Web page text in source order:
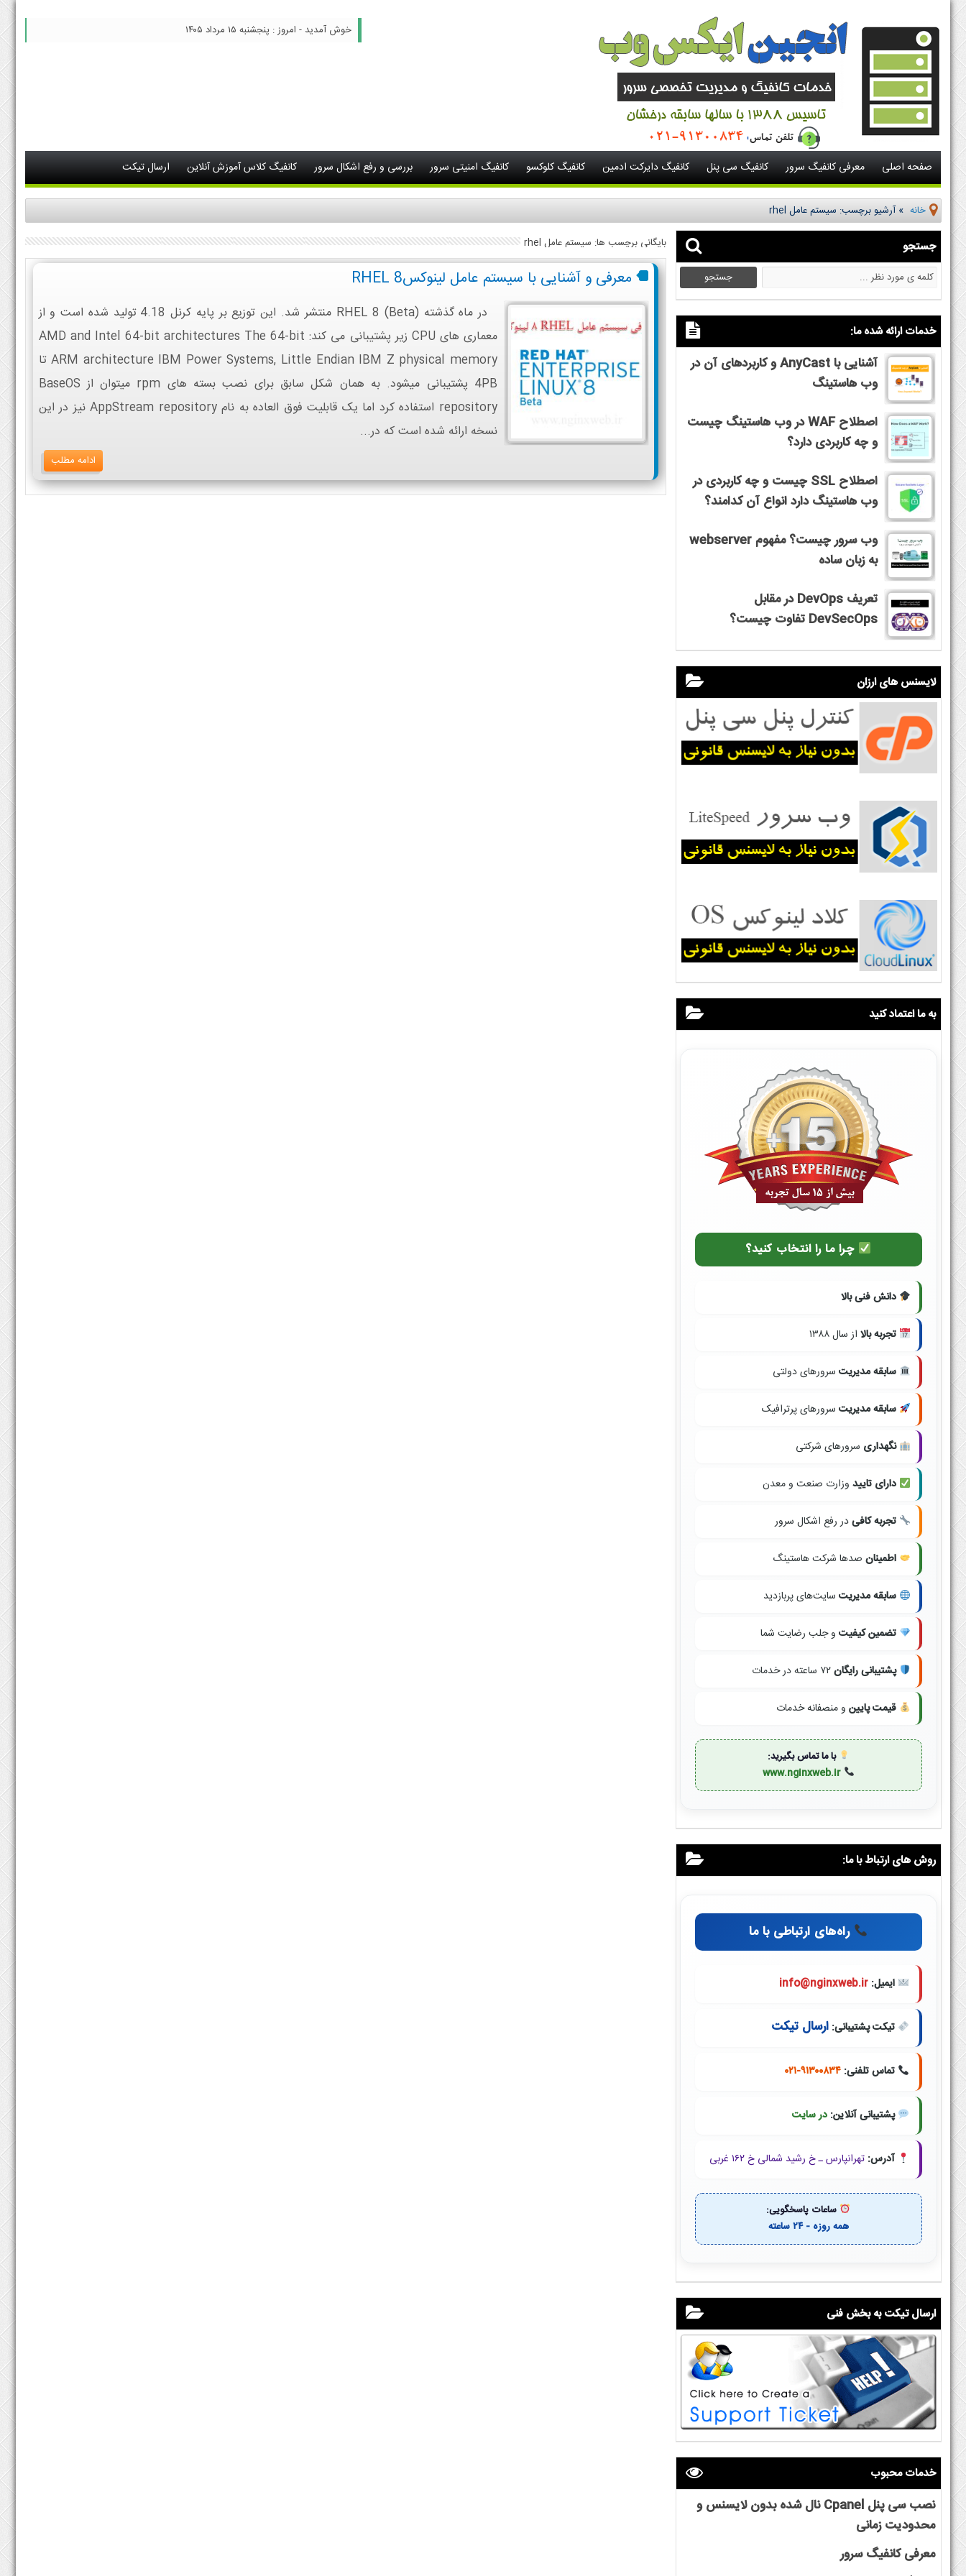
خوش آمدید - امروز : پنجشنبه ۱۵ مرداد ۱۴۰۵
صفحه اصلی معرفی کانفیگ سرور کانفیگ سی پنل کانفیگ دایرکت ادمین کانفیگ کلوکسو کانفیگ امنیتی سرور بررسی و رفع اشکال سرور کانفیگ کلاس آموزش آنلاین ارسال تیکت
خانه »آرشیو برچسب: سیستم عامل rhel
بایگانی برچسب ها: سیستم عامل rhel
معرفی و آشنایی با سیستم عامل لینوکسRHEL 8
در ماه گذشته RHEL 8 (Beta) منتشر شد. این توزیع بر پایه کرنل 4.18 تولید شده است و از
معماری های CPU زیر پشتیبانی می کند: AMD and Intel 64-bit architectures The 64-bit
ARM architecture IBM Power Systems, Little Endian IBM Z physical memory تا
4PB پشتیبانی میشود. به همان شکل سابق برای نصب بسته های rpm میتوان از BaseOS
repository استفاده کرد اما یک قابلیت فوق العاده به نام AppStream repository نیز در این
نسخه ارائه شده است که در...
ادامه مطلب
جستجو
خدمات ارائه شده ما:
آشنایی با AnyCast و کاربردهای آن در
وب هاستینگ
اصطلاح WAF در وب هاستینگ چیست
و چه کاربردی دارد؟
اصطلاح SSL چیست و چه کاربردی در
وب هاستینگ دارد انواع آن کدامند؟
وب سرور چیست؟ مفهوم webserver
به زبان ساده
تعریف DevOps در مقابل
DevSecOps تفاوت چیست؟
لایسنس های ارزان
به ما اعتماد کنید
چرا ما را انتخاب کنید؟
دانش فنی بالا
تجربه بالا از سال ۱۳۸۸
سابقه مدیریت سرورهای دولتی
سابقه مدیریت سرورهای پرترافیک
نگهداری سرورهای شرکتی
دارای تایید وزارت صنعت و معدن
تجربه کافیدر رفع اشکال سرور
اطمینان صدها شرکت هاستینگ
سابقه مدیریت سایت‌های پربازدید
تضمین کیفیت و جلب رضایت شما
پشتیبانی رایگان۷۲ ساعته در خدمات
قیمت پایین و منصفانه خدمات
با ما تماس بگیرید:
www.nginxweb.ir
روش های ارتباط با ما:
راه‌های ارتباطی با ما
ایمیل: info@nginxweb.ir
تیکت پشتیبانی: ارسال تیکت
تماس تلفنی: ۰۲۱-۹۱۳۰۰۸۳۴
پشتیبانی آنلاین: در سایت
آدرس: تهرانپارس ـ خ رشید شمالی خ ۱۶۲ غربی
ساعات پاسخگویی:
همه روزه - ۲۴ ساعته
ارسال تیکت به بخش فنی
خدمات محبوب
نصب سی پنل Cpanel نال شده بدون لایسنس و
محدودیت زمانی
معرفی کانفیگ سرور